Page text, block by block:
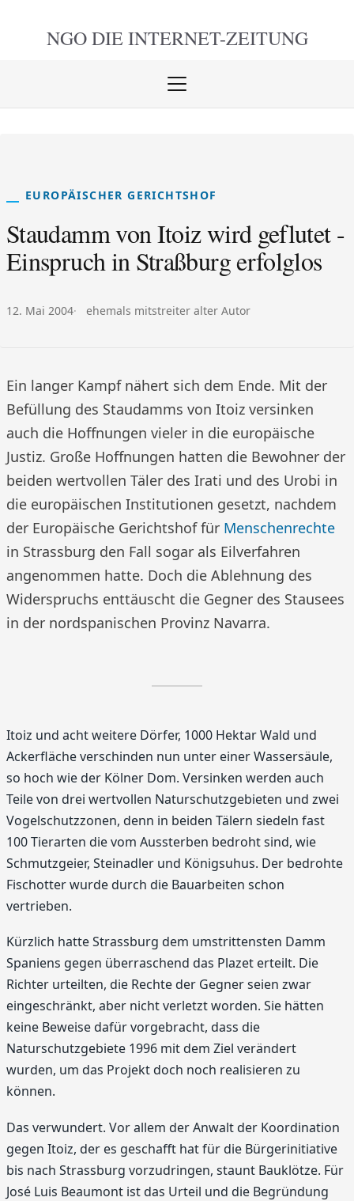
NGO DIE INTERNET-ZEITUNG
Menü
EUROPÄISCHER GERICHTSHOF
Staudamm von Itoiz wird geflutet -
Einspruch in Straßburg erfolglos
Veröffentlicht am:
12. Mai 2004 Autor:
ehemals mitstreiter alter Autor
Ein langer Kampf nähert sich dem Ende. Mit der
Befüllung des Staudamms von Itoiz versinken
auch die Hoffnungen vieler in die europäische
Justiz. Große Hoffnungen hatten die Bewohner der
beiden wertvollen Täler des Irati und des Urobi in
die europäischen Institutionen gesetzt, nachdem
der Europäische Gerichtshof für Menschenrechte
in Strassburg den Fall sogar als Eilverfahren
angenommen hatte. Doch die Ablehnung des
Widerspruchs enttäuscht die Gegner des Stausees
in der nordspanischen Provinz Navarra.
Itoiz und acht weitere Dörfer, 1000 Hektar Wald und
Ackerfläche verschinden nun unter einer Wassersäule,
so hoch wie der Kölner Dom. Versinken werden auch
Teile von drei wertvollen Naturschutzgebieten und zwei
Vogelschutzzonen, denn in beiden Tälern siedeln fast
100 Tierarten die vom Aussterben bedroht sind, wie
Schmutzgeier, Steinadler und Königsuhus. Der bedrohte
Fischotter wurde durch die Bauarbeiten schon
vertrieben.
Kürzlich hatte Strassburg dem umstrittensten Damm
Spaniens gegen überraschend das Plazet erteilt. Die
Richter urteilten, die Rechte der Gegner seien zwar
eingeschränkt, aber nicht verletzt worden. Sie hätten
keine Beweise dafür vorgebracht, dass die
Naturschutzgebiete 1996 mit dem Ziel verändert
wurden, um das Projekt doch noch realisieren zu
können.
Das verwundert. Vor allem der Anwalt der Koordination
gegen Itoiz, der es geschafft hat für die Bürgerinitiative
bis nach Strassburg vorzudringen, staunt Bauklötze. Für
José Luis Beaumont ist das Urteil und die Begründung